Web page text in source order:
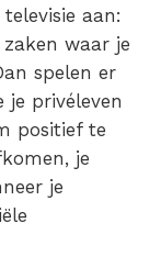
aan:
waar je
spelen er
privéleven
positief te
je
je